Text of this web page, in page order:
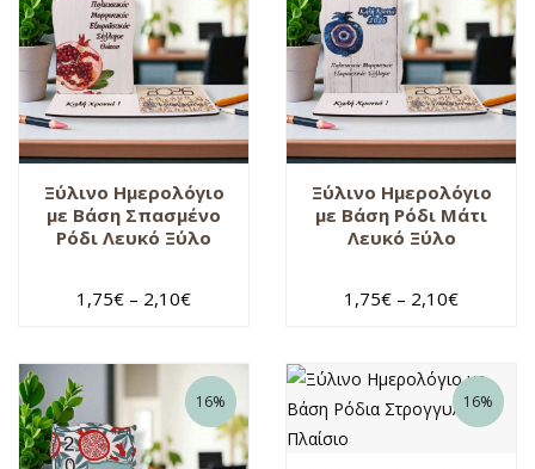
Ξύλινο Ημερολόγιο
με Βάση Σπασμένο
Ρόδι Λευκό Ξύλο
1,75€ – 2,10€
Ξύλινο Ημερολόγιο
με Βάση Ρόδι Μάτι
Λευκό Ξύλο
1,75€ – 2,10€
16% 16%